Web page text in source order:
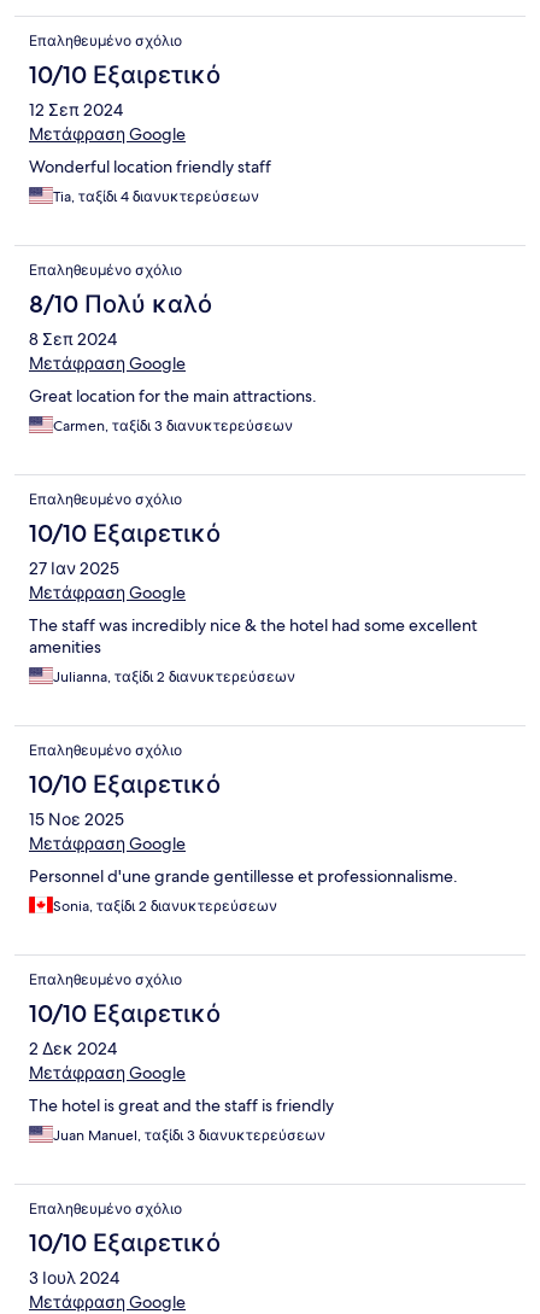
Επαληθευμένο σχόλιο
10/10 Εξαιρετικό
12 Σεπ 2024
Μετάφραση Google
Wonderful location friendly staff
Tia, ταξίδι 4 διανυκτερεύσεων
Επαληθευμένο σχόλιο
8/10 Πολύ καλό
8 Σεπ 2024
Μετάφραση Google
Great location for the main attractions.
Carmen, ταξίδι 3 διανυκτερεύσεων
Επαληθευμένο σχόλιο
10/10 Εξαιρετικό
27 Ιαν 2025
Μετάφραση Google
The staff was incredibly nice & the hotel had some excellent
amenities
Julianna, ταξίδι 2 διανυκτερεύσεων
Επαληθευμένο σχόλιο
10/10 Εξαιρετικό
15 Νοε 2025
Μετάφραση Google
Personnel d'une grande gentillesse et professionnalisme.
Sonia, ταξίδι 2 διανυκτερεύσεων
Επαληθευμένο σχόλιο
10/10 Εξαιρετικό
2 Δεκ 2024
Μετάφραση Google
The hotel is great and the staff is friendly
Juan Manuel, ταξίδι 3 διανυκτερεύσεων
Επαληθευμένο σχόλιο
10/10 Εξαιρετικό
3 Ιουλ 2024
Μετάφραση Google